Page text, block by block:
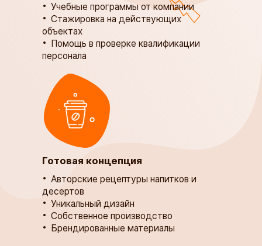
​​​​​​​Учебные программы от компании
Стажировка на действующих
объектах
Помощь в проверке квалификации
персонала
Готовая концепция
​​​​​​​Авторские рецептуры напитков и
десертов ​​​​​​​​​​​​​​
Уникальный дизайн
Собственное производство
Брендированные материалы